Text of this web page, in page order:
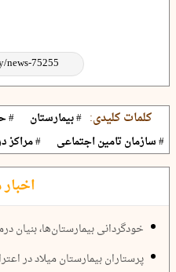
کلمات کلیدی: # بیمارستان #
# سازمان تامین اجتماعی
# مراکز
خودگردانی بیمارستان‌ها، بنیان
پرستاران بیمارستان میلاد در